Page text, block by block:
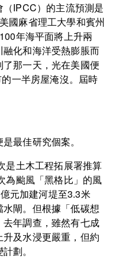
IPCC）的主流預測是
國麻省理工大學和賓州
年海平面將上升兩
化和海洋受熱膨脹而
那一天，光在美國便
一半房屋淹沒。屆時
最佳研究個案。
是土木工程拓展署推算
為颱風「黑格比」的風
元加建河堤至3.3米
閘。但根據「低碳想
年調查，雖然有七成
及水浸更嚴重，但約
劃。